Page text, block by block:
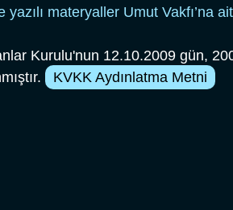
materyaller Umut Vakfı’na
Kurulu'nun 12.10.2009 gün,
KVKK Aydınlatma Metni